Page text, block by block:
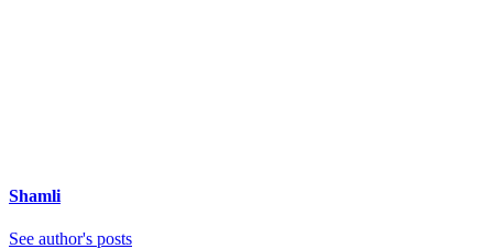
Shamli
See author's posts